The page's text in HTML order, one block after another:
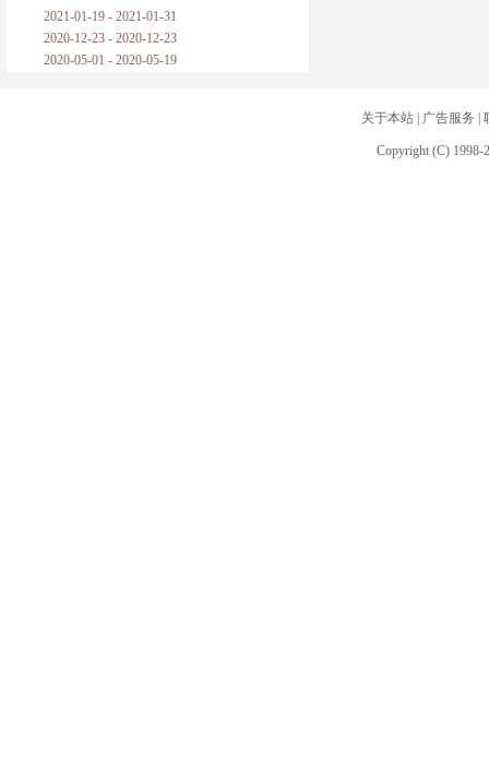
2021-01-19 - 2021-01-31
2020-12-23 - 2020-12-23
2020-05-01 - 2020-05-19
关于本站| 广告服务
Copyright (C) 1998-